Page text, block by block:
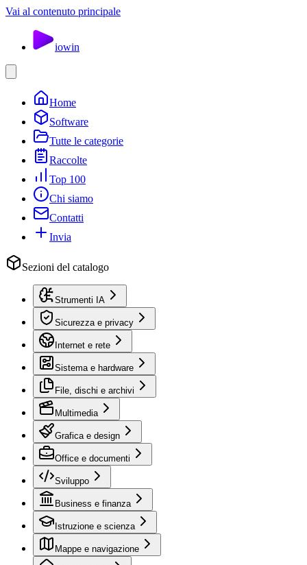
Vai al contenuto principale
iowin
Home
Software
Tutte le categorie
Raccolte
Top 100
Chi siamo
Contatti
Invia
Sezioni del catalogo
Strumenti IA
Sicurezza e privacy
Internet e rete
Sistema e hardware
File, dischi e archivi
Multimedia
Grafica e design
Office e documenti
Sviluppo
Business e finanza
Istruzione e scienza
Mappe e navigazione